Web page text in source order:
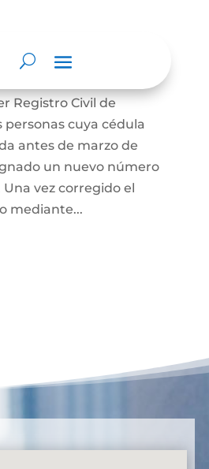
de Identidad
Civil de Nacimiento
legal del sexo que
Registro Civil de
personas cuya cédula
antes de marzo de
un nuevo número
vez corregido el
mediante...